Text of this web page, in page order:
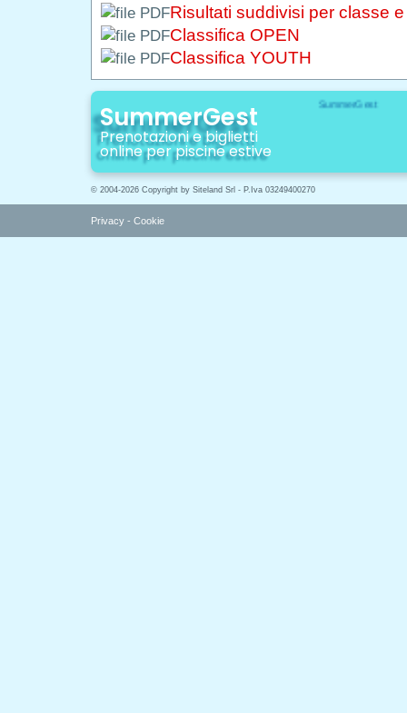
Risultati suddivisi per classe
Classifica OPEN
Classifica YOUTH
SummerGest
Prenotazioni e biglietti
online per piscine estive
© 2004-2026 Copyright by Siteland Srl - P.Iva 03249400270
Privacy - Cookie